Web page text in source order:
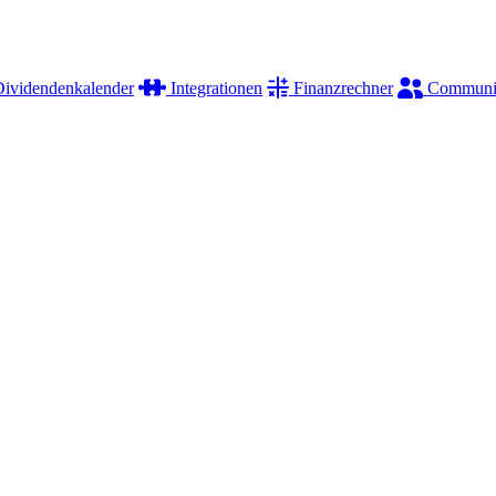
Integrationen Finanzrechner